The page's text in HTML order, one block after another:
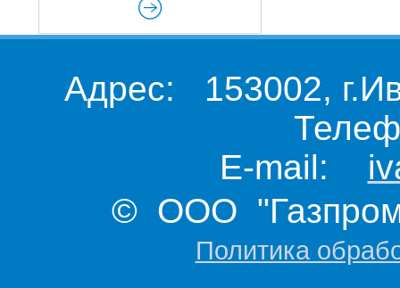
Адрес: 153002,
E-mail:
© ООО "Газпром
Политика